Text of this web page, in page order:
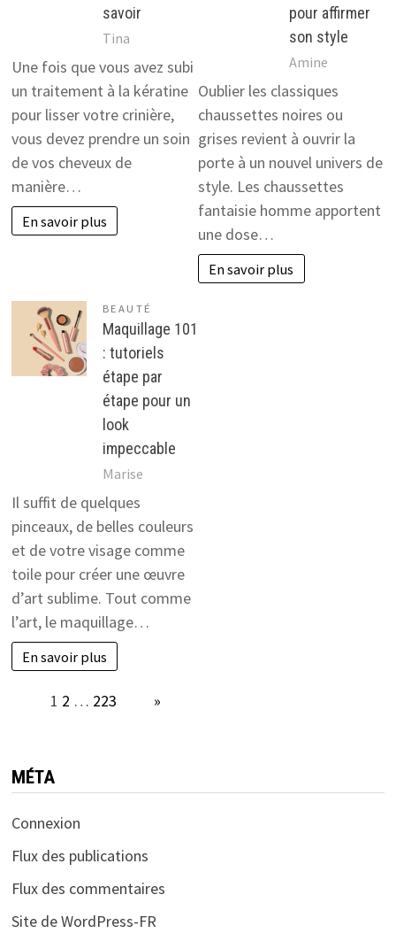
savoir
Tina
Une fois que vous avez subi
un traitement à la kératine
pour lisser votre crinière,
vous devez prendre un soin
de vos cheveux de
manière…
En savoir plus
pour affirmer
son style
Amine
Oublier les classiques
chaussettes noires ou
grises revient à ouvrir la
porte à un nouvel univers de
style. Les chaussettes
fantaisie homme apportent
une dose…
En savoir plus
BEAUTÉ
Maquillage 101
: tutoriels
étape par
étape pour un
look
impeccable
Marise
Il suffit de quelques
pinceaux, de belles couleurs
et de votre visage comme
toile pour créer une œuvre
d’art sublime. Tout comme
l’art, le maquillage…
En savoir plus
1 2 … 223 »
MÉTA
Connexion
Flux des publications
Flux des commentaires
Site de WordPress-FR